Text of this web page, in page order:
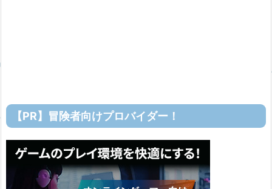
【PR】冒険者向けプロバイダー！